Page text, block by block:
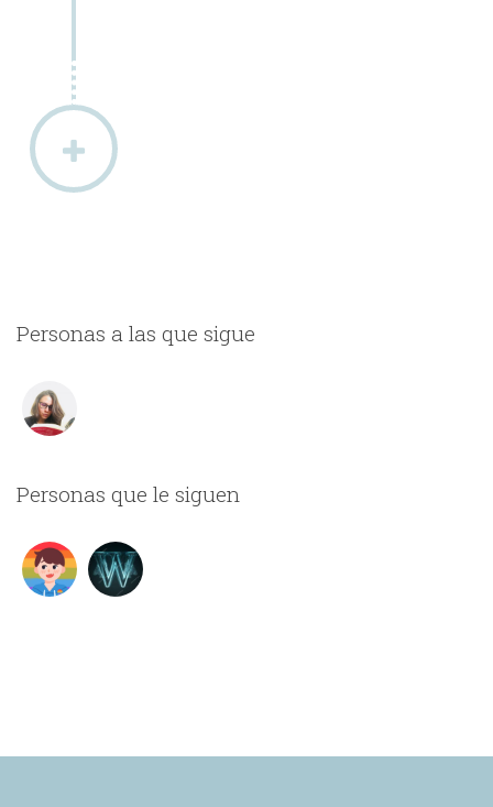
Personas a las que sigue
Personas que le siguen